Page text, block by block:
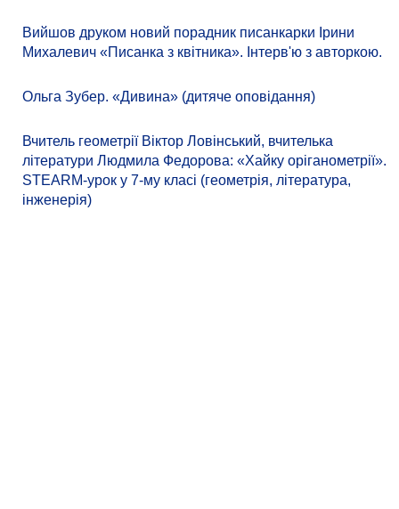
Вийшов друком новий порадник писанкарки Ірини
Михалевич «Писанка з квітника». Інтерв'ю з авторкою.
Ольга Зубер. «Дивина» (дитяче оповідання)
Вчитель геометрії Віктор Ловінський, вчителька
літератури Людмила Федорова: «Хайку оріганометрії».
STEARM-урок у 7-му класі (геометрія, література,
інженерія)